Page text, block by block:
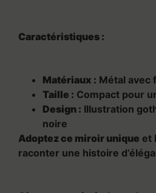
Caractéristiques :
Matériaux : Métal avec
Taille : Compact pour
Design : Illustration
noire
Adoptez ce miroir unique et
raconter une histoire